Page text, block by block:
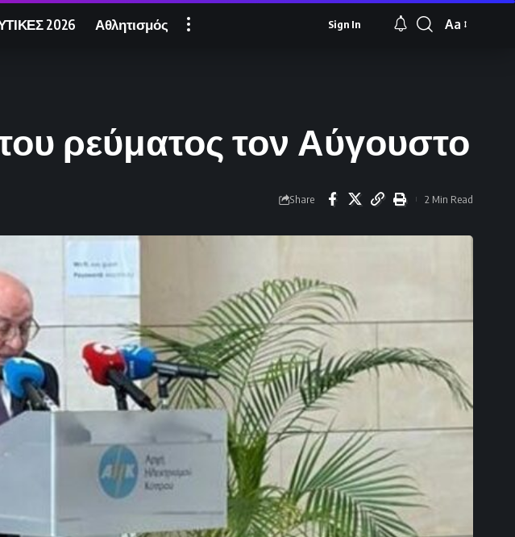
2026 Αθλητισμός Sign In
Font
Aa
ρεύματος τον Αύγουστο
Share 2 Min Read